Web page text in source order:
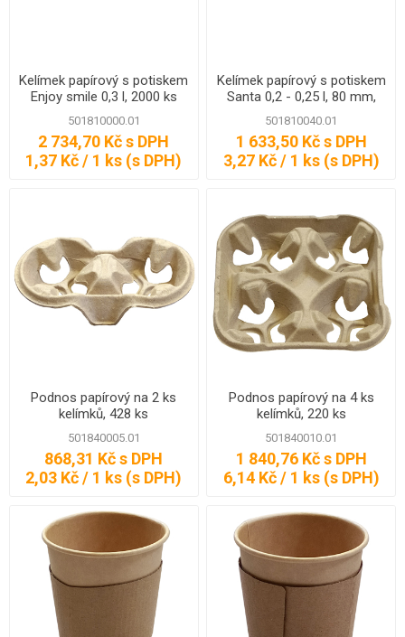
Kelímek papírový s potiskem
Enjoy smile 0,3 l, 2000 ks
501810000.01
2 734,70 Kč s DPH
1,37 Kč / 1 ks (s DPH)
Kelímek papírový s potiskem
Santa 0,2 - 0,25 l, 80 mm,
500 ks
501810040.01
1 633,50 Kč s DPH
3,27 Kč / 1 ks (s DPH)
Podnos papírový na 2 ks
kelímků, 428 ks
501840005.01
868,31 Kč s DPH
2,03 Kč / 1 ks (s DPH)
Podnos papírový na 4 ks
kelímků, 220 ks
501840010.01
1 840,76 Kč s DPH
6,14 Kč / 1 ks (s DPH)